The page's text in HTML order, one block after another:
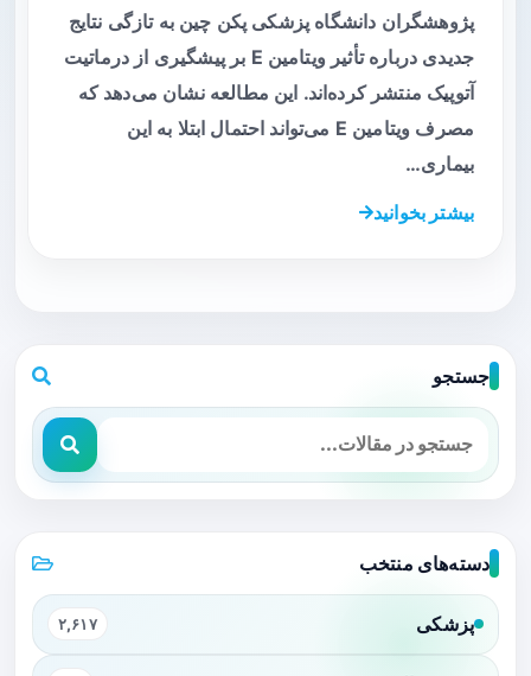
پژوهشگران دانشگاه پزشکی پکن چین به تازگی نتایج
جدیدی درباره تأثیر ویتامین E بر پیشگیری از درماتیت
آتوپیک منتشر کرده‌اند. این مطالعه نشان می‌دهد که
مصرف ویتامین E می‌تواند احتمال ابتلا به این
بیماری…
بیشتر بخوانید
جستجو
دسته‌های منتخب
پزشکی ۲,۶۱۷